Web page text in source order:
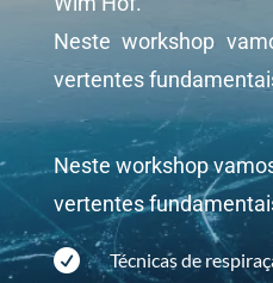
Neste workshop
vertentes
Neste workshop
vertentes
 Técnicas de